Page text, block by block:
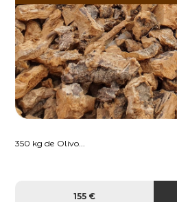
350 kg de Olivo...
155 €